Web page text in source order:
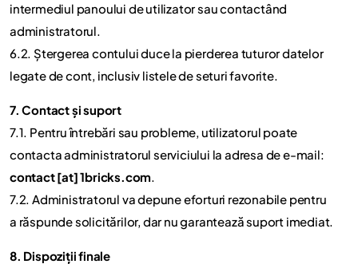
intermediul panoului de utilizator sau contactând
administratorul.
6.2. Ștergerea contului duce la pierderea tuturor datelor
legate de cont, inclusiv listele de seturi favorite.
7. Contact și suport
7.1. Pentru întrebări sau probleme, utilizatorul poate
contacta administratorul serviciului la adresa de e-mail:
contact [at] 1bricks.com.
7.2. Administratorul va depune eforturi rezonabile pentru
a răspunde solicitărilor, dar nu garantează suport imediat.
8. Dispoziții finale